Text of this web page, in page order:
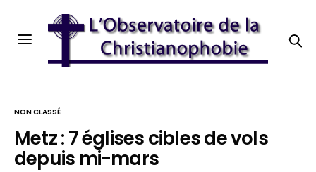
NON CLASSÉ
Metz : 7 églises cibles de vols
depuis mi-mars